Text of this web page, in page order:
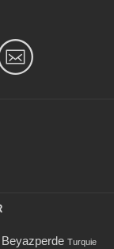
Beyazperde Turquie